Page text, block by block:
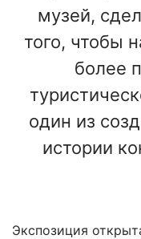
музей,
того, чтобы
более
один из
истории
Экспозиция